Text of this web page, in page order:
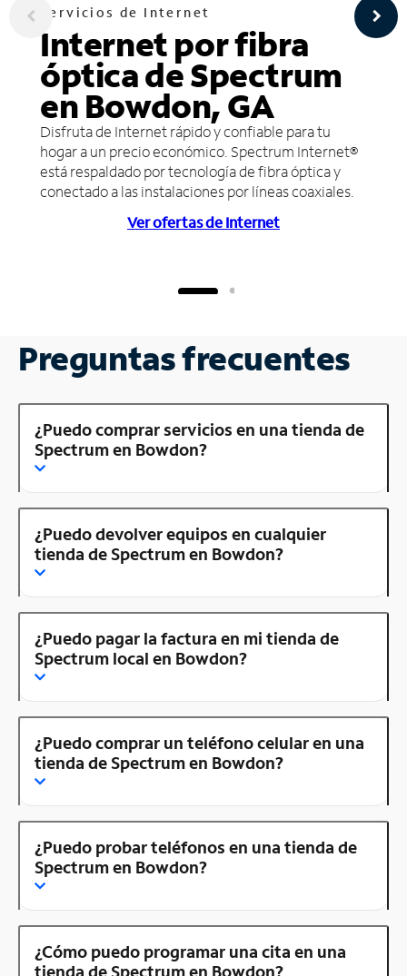
Servicios de Internet
Internet por fibra
óptica de Spectrum
en Bowdon, GA
Disfruta de Internet rápido y confiable para tu
hogar a un precio económico. Spectrum Internet®
está respaldado por tecnología de fibra óptica y
conectado a las instalaciones por líneas coaxiales.
Ver ofertas de Internet
Preguntas frecuentes
¿Puedo comprar servicios en una tienda de
Spectrum en Bowdon?
¿Puedo devolver equipos en cualquier
tienda de Spectrum en Bowdon?
¿Puedo pagar la factura en mi tienda de
Spectrum local en Bowdon?
¿Puedo comprar un teléfono celular en una
tienda de Spectrum en Bowdon?
¿Puedo probar teléfonos en una tienda de
Spectrum en Bowdon?
¿Cómo puedo programar una cita en una
tienda de Spectrum en Bowdon?